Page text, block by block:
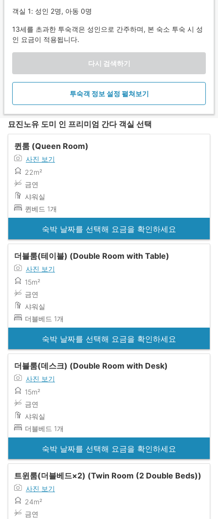
객실 1: 성인 2명, 아동 0명
13세를 초과한 투숙객은 성인으로 간주하며, 본 숙소 투숙 시 성
인 요금이 적용됩니다.
다시 검색하기
투숙객 정보 설정 펼쳐보기
묘진노유 도미 인 프리미엄 간다 객실 선택
퀸룸 (Queen Room)
사진 보기
22m²
금연
샤워실
퀸베드 1개
숙박 날짜를 선택해 요금을 확인하세요
더블룸(테이블) (Double Room with Table)
사진 보기
15m²
금연
샤워실
더블베드 1개
숙박 날짜를 선택해 요금을 확인하세요
더블룸(데스크) (Double Room with Desk)
사진 보기
15m²
금연
샤워실
더블베드 1개
숙박 날짜를 선택해 요금을 확인하세요
트윈룸(더블베드×2) (Twin Room (2 Double Beds))
사진 보기
24m²
금연